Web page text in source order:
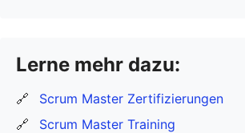
Lerne mehr dazu:
🔗
Scrum Master Zertifizierungen
🔗
Scrum Master Training